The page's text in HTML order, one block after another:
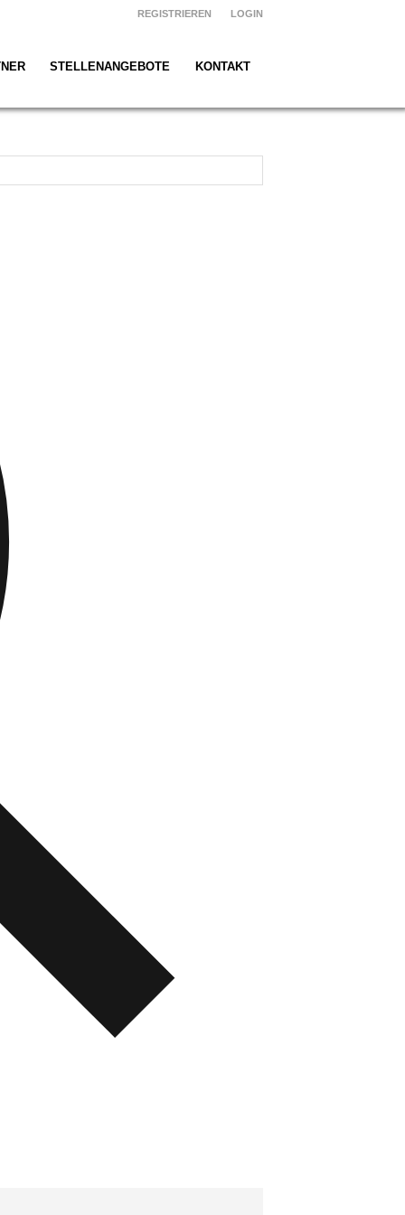
REGISTRIEREN LOGIN
STELLENANGEBOTE KONTAKT